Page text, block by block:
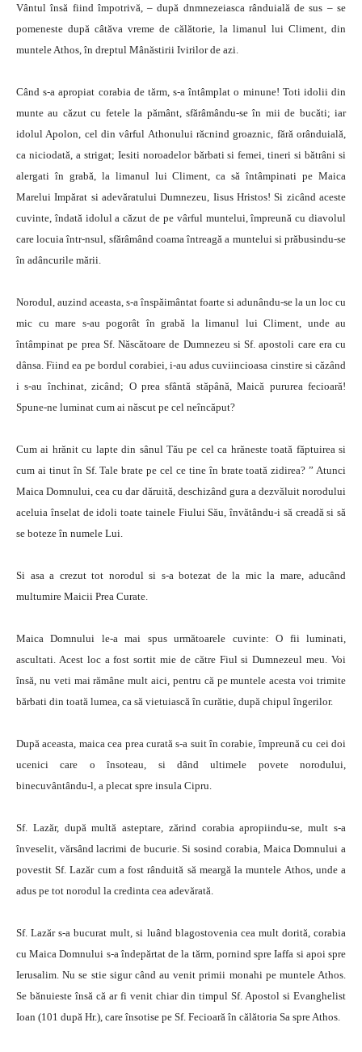
Vântul însă fiind împotrivă, – după dnmnezeiasca rânduială de sus – se
pomeneste după câtăva vreme de călătorie, la limanul lui Climent, din
muntele Athos, în dreptul Mânăstirii Ivirilor de azi.
Când s-a apropiat corabia de tărm, s-a întâmplat o minune! Toti idolii din
munte au căzut cu fetele la pământ, sfărâmându-se în mii de bucăti; iar
idolul Apolon, cel din vârful Athonului răcnind groaznic, fără orânduială,
ca niciodată, a strigat; Iesiti noroadelor bărbati si femei, tineri si bătrâni si
alergati în grabă, la limanul lui Climent, ca să întâmpinati pe Maica
Marelui Impărat si adevăratului Dumnezeu, Iisus Hristos! Si zicând aceste
cuvinte, îndată idolul a căzut de pe vârful muntelui, împreună cu diavolul
care locuia într-nsul, sfărâmând coama întreagă a muntelui si prăbusindu-se
în adâncurile mării.
Norodul, auzind aceasta, s-a înspăimântat foarte si adunându-se la un loc cu
mic cu mare s-au pogorât în grabă la limanul lui Climent, unde au
întâmpinat pe prea Sf. Născătoare de Dumnezeu si Sf. apostoli care era cu
dânsa. Fiind ea pe bordul corabiei, i-au adus cuviincioasa cinstire si căzând
i s-au închinat, zicând; O prea sfântă stăpână, Maică pururea fecioară!
Spune-ne luminat cum ai născut pe cel neîncăput?
Cum ai hrănit cu lapte din sânul Tău pe cel ca hrăneste toată făptuirea si
cum ai tinut în Sf. Tale brate pe cel ce tine în brate toată zidirea? ” Atunci
Maica Domnului, cea cu dar dăruită, deschizând gura a dezvăluit norodului
aceluia înselat de idoli toate tainele Fiului Său, învătându-i să creadă si să
se boteze în numele Lui.
Si asa a crezut tot norodul si s-a botezat de la mic la mare, aducând
multumire Maicii Prea Curate.
Maica Domnului le-a mai spus următoarele cuvinte: O fii luminati,
ascultati. Acest loc a fost sortit mie de către Fiul si Dumnezeul meu. Voi
însă, nu veti mai rămâne mult aici, pentru că pe muntele acesta voi trimite
bărbati din toată lumea, ca să vietuiască în curătie, după chipul îngerilor.
După aceasta, maica cea prea curată s-a suit în corabie, împreună cu cei doi
ucenici care o însoteau, si dând ultimele povete norodului,
binecuvântându-l, a plecat spre insula Cipru.
Sf. Lazăr, după multă asteptare, zărind corabia apropiindu-se, mult s-a
înveselit, vărsând lacrimi de bucurie. Si sosind corabia, Maica Domnului a
povestit Sf. Lazăr cum a fost rânduită să meargă la muntele Athos, unde a
adus pe tot norodul la credinta cea adevărată.
Sf. Lazăr s-a bucurat mult, si luând blagostovenia cea mult dorită, corabia
cu Maica Domnului s-a îndepărtat de la tărm, pornind spre Iaffa si apoi spre
Ierusalim. Nu se stie sigur când au venit primii monahi pe muntele Athos.
Se bănuieste însă că ar fi venit chiar din timpul Sf. Apostol si Evanghelist
Ioan (101 după Hr.), care însotise pe Sf. Fecioară în călătoria Sa spre Athos.